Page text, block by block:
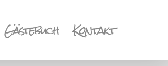
Gästebuch Kontakt